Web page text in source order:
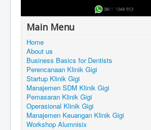
Main Menu
Home
About us
Business Basics for Dentists
Perencanaan Klinik Gigi
Startup Klinik Gigi
Manajemen SDM Klinik Gigi
Pemasaran Klinik Gigi
Operasional Klinik Gigi
Manajemen Keuangan Klinik Gigi
Workshop Alumnisix